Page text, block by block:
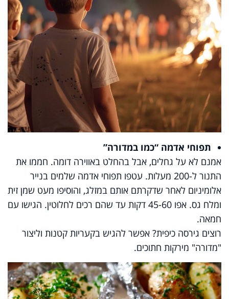
תפוחי אדמה “כמו במדורה”
אמנם לא על גחלים, אבל בהחלט באווירה דומה. חממו את
התנור ל-200 מעלות. עטפו תפוחי אדמה שלמים בנייר
אלומיניום לאחר שדקרתם אותם במזלג, והוסיפו מעט שמן זית
ומלח גס. אפו 45-60 דקות עד שהם רכים לחלוטין. הגישו עם
חמאה.
רוצים גירסה כיפית? אפשר להגיש בקעריות קטנות וליצור
"מדורה" מירקות חתוכים.